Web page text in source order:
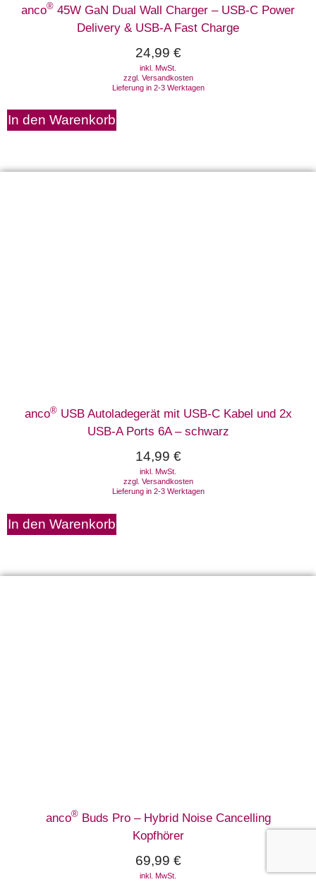
anco® 45W GaN Dual Wall Charger – USB-C Power
Delivery & USB-A Fast Charge
24,99 €
inkl. MwSt.
zzgl. Versandkosten
Lieferung in 2-3 Werktagen
In den Warenkorb
anco®USB Autoladegerät mit USB-C Kabel und 2x
USB-A Ports 6A – schwarz
14,99 €
inkl. MwSt.
zzgl. Versandkosten
Lieferung in 2-3 Werktagen
In den Warenkorb
anco®Buds Pro – Hybrid Noise Cancelling
Kopfhörer
69,99 €
inkl. MwSt.